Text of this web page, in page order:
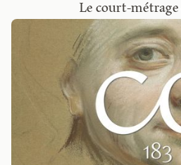
Le court-